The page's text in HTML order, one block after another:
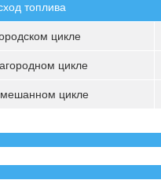
топлива
цикле
цикле
цикле